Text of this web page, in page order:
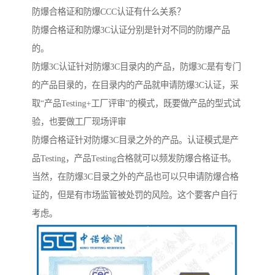
防爆合格证和防爆CCC认证有什么关系？
防爆合格证和防爆3C认证分别是针对不同的防爆产品
的。
防爆3C认证针对防爆3C目录内的产品，防爆3C是有专门
的产品目录的，在目录内的产品就申请防爆3C认证，采
取“产品Testing+工厂评审”的模式，既要做产品的型式试
验，也要做工厂现场评审
防爆合格证针对防爆3C目录之外的产品。认证模式是产
品Testing，产品Testing合格就可以频发防爆合格证书。
当然，在防爆3C目录之外的产品也可以只申请防爆合格
证的，但是有市场监管被处罚的风险。这个要客户自行
考虑。